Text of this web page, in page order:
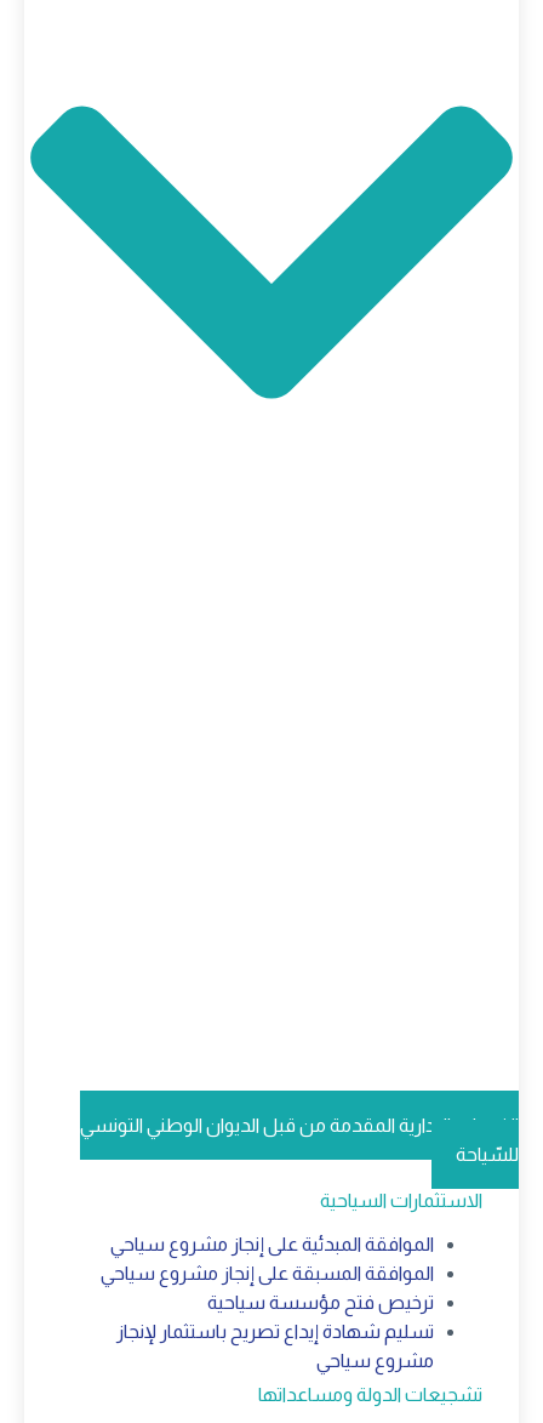
الخدمات الإدارية المقدمة من قبل الديوان الوطني التونسي
للسّياحة
الاستثمارات السياحية
الموافقة المبدئية على إنجاز مشروع سياحي
الموافقة المسبقة على إنجاز مشروع سياحي
ترخيص فتح مؤسسة سياحية
تسليم شهادة إيداع تصريح باستثمار لإنجاز
مشروع سياحي
تشجيعات الدولة ومساعداتها